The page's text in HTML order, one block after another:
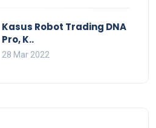
Kasus Robot Trading DNA
Pro, K..
28 Mar 2022